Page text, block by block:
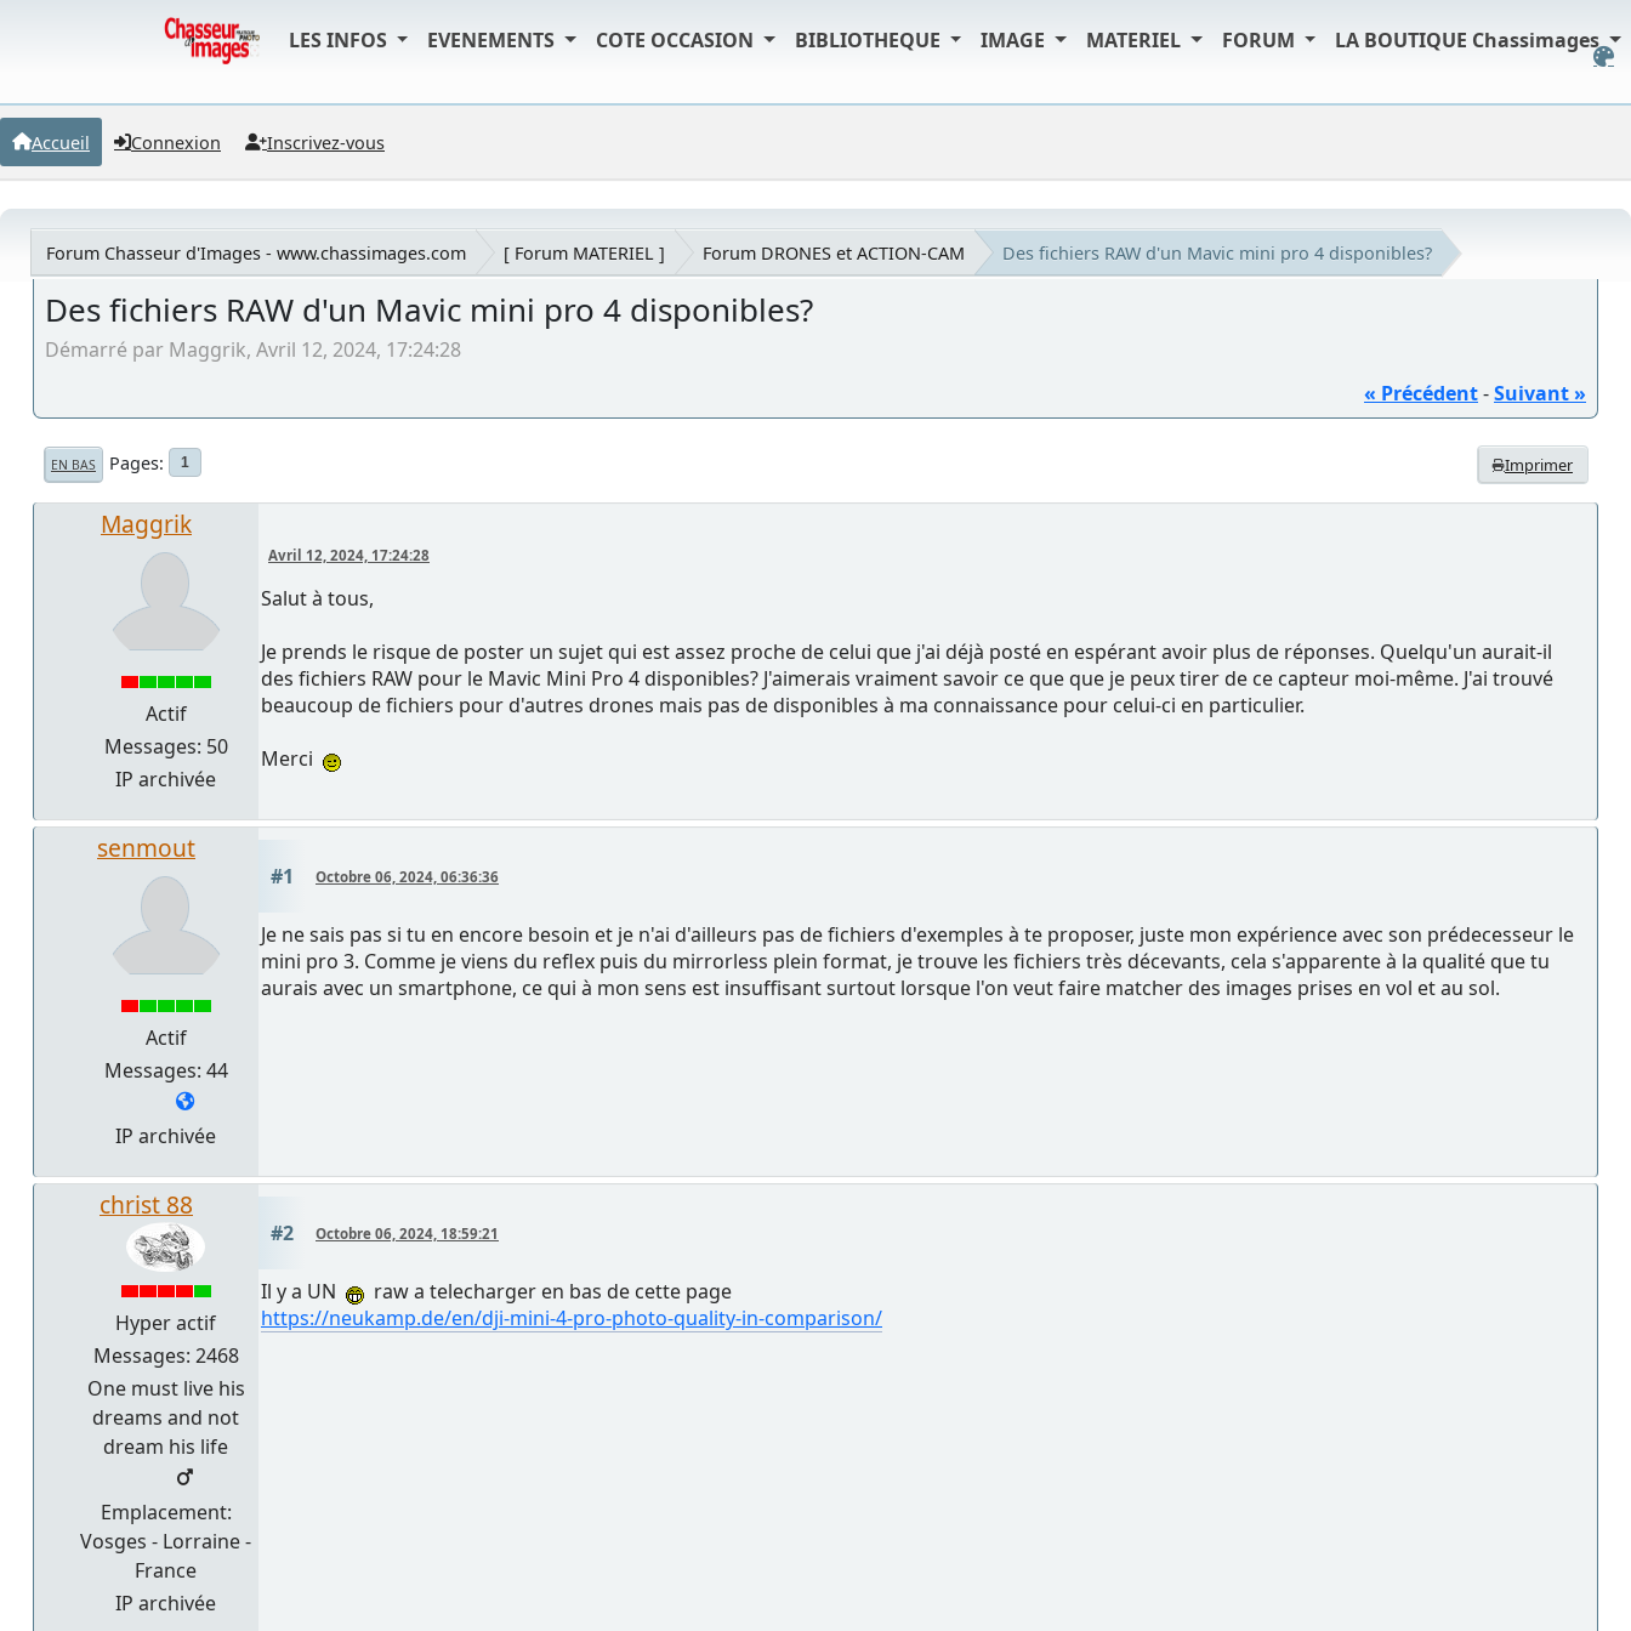
LES INFOS EVENEMENTS COTE OCCASION BIBLIOTHEQUE IMAGE MATERIEL FORUM LA BOUTIQUE Chassimages
Accueil Connexion Inscrivez-vous
Forum Chasseur d'Images - www.chassimages.com [ Forum MATERIEL ] Forum DRONES et ACTION-CAM Des fichiers RAW d'un Mavic mini pro 4 disponibles?
Des fichiers RAW d'un Mavic mini pro 4 disponibles?
Démarré par Maggrik, Avril 12, 2024, 17:24:28
« Précédent-Suivant »
Imprimer
EN BAS Pages 1
Maggrik
Actif
Messages: 50
IP archivée
Avril 12, 2024, 17:24:28
Salut à tous,
Je prends le risque de poster un sujet qui est assez proche de celui que j'ai déjà posté en espérant avoir plus de réponses. Quelqu'un aurait-il
des fichiers RAW pour le Mavic Mini Pro 4 disponibles? J'aimerais vraiment savoir ce que que je peux tirer de ce capteur moi-même. J'ai trouvé
beaucoup de fichiers pour d'autres drones mais pas de disponibles à ma connaissance pour celui-ci en particulier.
Merci
senmout
Actif
Messages: 44
IP archivée
#1 Octobre 06, 2024, 06:36:36
Je ne sais pas si tu en encore besoin et je n'ai d'ailleurs pas de fichiers d'exemples à te proposer, juste mon expérience avec son prédecesseur le
mini pro 3. Comme je viens du reflex puis du mirrorless plein format, je trouve les fichiers très décevants, cela s'apparente à la qualité que tu
aurais avec un smartphone, ce qui à mon sens est insuffisant surtout lorsque l'on veut faire matcher des images prises en vol et au sol.
christ 88
Hyper actif
Messages: 2468
One must live his
dreams and not
dream his life
Emplacement:
Vosges - Lorraine -
France
IP archivée
#2 Octobre 06, 2024, 18:59:21
Il y a UN
raw a telecharger en bas de cette page
https://neukamp.de/en/dji-mini-4-pro-photo-quality-in-comparison/